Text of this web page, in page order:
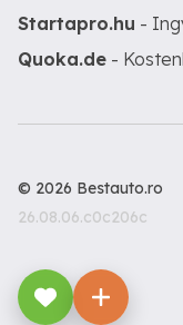
Startapro.hu -
Quoka.de -
© 2026 Bestauto.ro
26.08.06.c0c206c